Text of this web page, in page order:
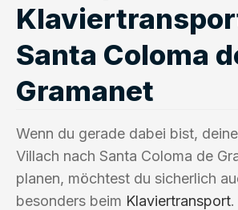
Santa Coloma
Gramanet
Wenn du gerade dabei bist,
Villach nach Santa Coloma de
planen, möchtest du sicherlich
besonders beim Klaviertransport